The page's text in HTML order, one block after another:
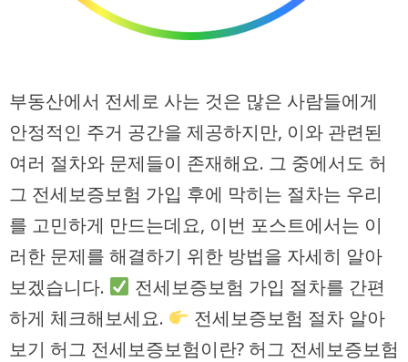
부동산에서 전세로 사는 것은 많은 사람들에게
안정적인 주거 공간을 제공하지만, 이와 관련된
여러 절차와 문제들이 존재해요. 그 중에서도 허
그 전세보증보험 가입 후에 막히는 절차는 우리
를 고민하게 만드는데요, 이번 포스트에서는 이
러한 문제를 해결하기 위한 방법을 자세히 알아
보겠습니다.
전세보증보험 가입 절차를 간편
하게 체크해보세요.
전세보증보험 절차 알아
보기 허그 전세보증보험이란? 허그 전세보증보험